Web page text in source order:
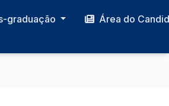
graduação Área do